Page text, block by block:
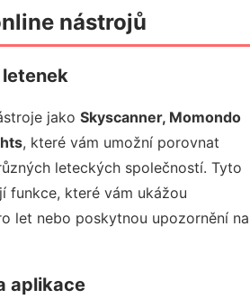
nástrojů
jako Skyscanner, Momondo
, které vám umožní porovnat
leteckých společností. Tyto
funkce, které vám ukážou
let nebo poskytnou upozornění na
aplikace